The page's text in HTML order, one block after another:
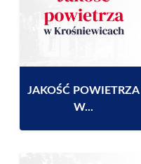
JAKOŚĆ POWIETRZA
W...